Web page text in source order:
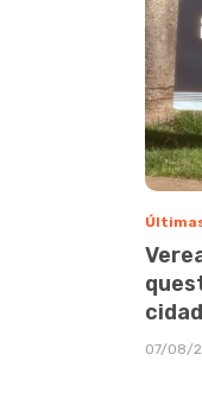
07/08/